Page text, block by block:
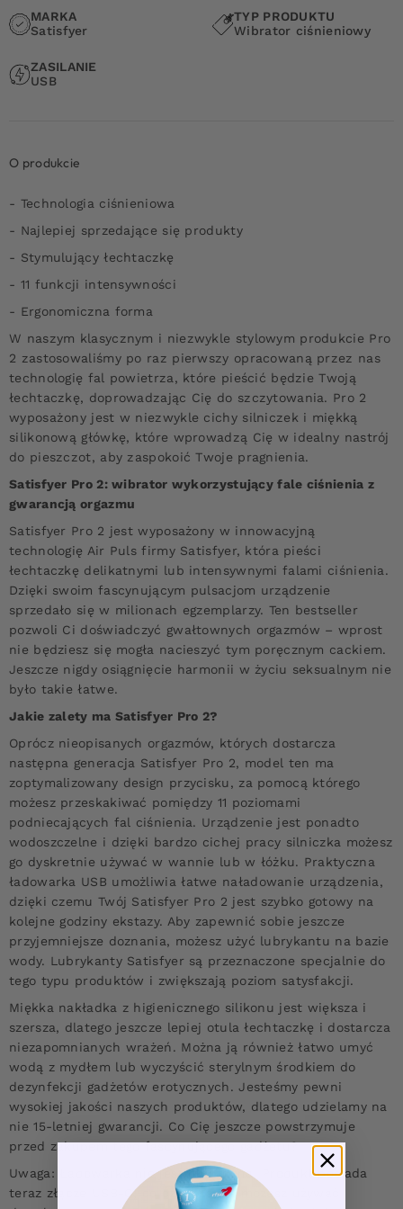
MARKA
Satisfyer
TYP PRODUKTU
Wibrator ciśnieniowy
ZASILANIE
USB
O produkcie
- Technologia ciśnieniowa
- Najlepiej sprzedające się produkty
- Stymulujący łechtaczkę
- 11 funkcji intensywności
- Ergonomiczna forma
W naszym klasycznym i niezwykle stylowym produkcie Pro
2 zastosowaliśmy po raz pierwszy opracowaną przez nas
technologię fal powietrza, które pieścić będzie Twoją
łechtaczkę, doprowadzając Cię do szczytowania. Pro 2
wyposażony jest w niezwykle cichy silniczek i miękką
silikonową główkę, które wprowadzą Cię w idealny nastrój
do pieszczot, aby zaspokoić Twoje pragnienia.
Satisfyer Pro 2: wibrator wykorzystujący fale ciśnienia z
gwarancją orgazmu
Satisfyer Pro 2 jest wyposażony w innowacyjną
technologię Air Puls firmy Satisfyer, która pieści
łechtaczkę delikatnymi lub intensywnymi falami ciśnienia.
Dzięki swoim fascynującym pulsacjom urządzenie
sprzedało się w milionach egzemplarzy. Ten bestseller
pozwoli Ci doświadczyć gwałtownych orgazmów – wprost
nie będziesz się mogła nacieszyć tym poręcznym cackiem.
Jeszcze nigdy osiągnięcie harmonii w życiu seksualnym nie
było takie łatwe.
Jakie zalety ma Satisfyer Pro 2?
Oprócz nieopisanych orgazmów, których dostarcza
następna generacja Satisfyer Pro 2, model ten ma
zoptymalizowany design przycisku, za pomocą którego
możesz przeskakiwać pomiędzy 11 poziomami
podniecających fal ciśnienia. Urządzenie jest ponadto
wodoszczelne i dzięki bardzo cichej pracy silniczka możesz
go dyskretnie używać w wannie lub w łóżku. Praktyczna
ładowarka USB umożliwia łatwe naładowanie urządzenia,
dzięki czemu Twój Satisfyer Pro 2 jest szybko gotowy na
kolejne godziny ekstazy. Aby zapewnić sobie jeszcze
przyjemniejsze doznania, możesz użyć lubrykantu na bazie
wody. Lubrykanty Satisfyer są przeznaczone specjalnie do
tego typu produktów i zwiększają poziom satysfakcji.
Miękka nakładka z higienicznego silikonu jest większa i
szersza, dlatego jeszcze lepiej otula łechtaczkę i dostarcza
niezapomnianych wrażeń. Można ją również łatwo umyć
wodą z mydłem lub wyczyścić sterylnym środkiem do
dezynfekcji gadżetów erotycznych. Jesteśmy pewni
wysokiej jakości naszych produktów, dlatego udzielamy na
nie 15-letniej gwarancji. Co Cię jeszcze powstrzymuje
przed zakupem tego fascynującego gadżetu?
Uwaga: Ładowarka nie jest dołączona. Produkt posiada
teraz złącze USB-C, co oznacza, że możesz używać